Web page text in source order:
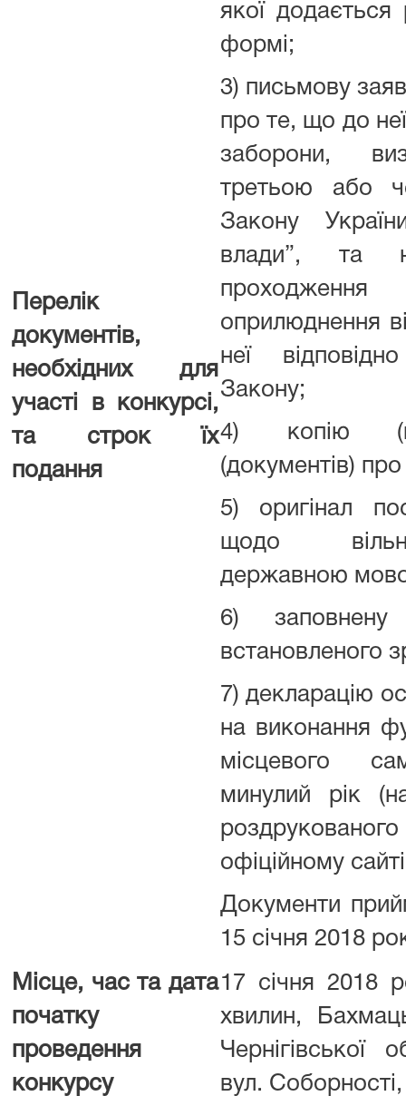
Перелік
документів,
необхідних для
участі в конкурсі,
та строк їх
подання
якої додається
формі;
3) письмову
про те, що до
заборони,
третьою або
Закону
влади”, та
оприлюднення
неї
Закону;
4) копію
(документів) про
5) оригінал
щодо
державною
6)
встановленого
7) декларацію
на виконання
місцевого
минулий рік
офіційному
Документи
15 січня 2018
Місце, час та дата
початку
проведення
конкурсу
17 січня 2018
хвилин,
Чернігівської
вул.